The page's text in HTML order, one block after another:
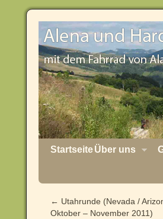
StartseiteÜber uns
← Utahrunde (Nevada /
Oktober – November 2011)